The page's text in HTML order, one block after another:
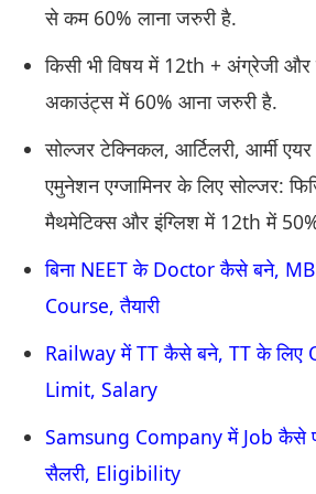
से कम 60% लाना जरुरी है.
किसी भी विषय में 12th + अंग्रेजी और
अकाउंट्स में 60% आना जरुरी है.
सोल्जर टेक्निकल, आर्टिलरी, आर्मी
एमुनेशन एग्जामिनर के लिए सोल्जर:
मैथमेटिक्स और इंग्लिश में 12th में
बिना NEET के Doctor कैसे बने,
Course, तैयारी
Railway में TT कैसे बने, TT के
Limit, Salary
Samsung Company में Job कैसे
सैलरी, Eligibility